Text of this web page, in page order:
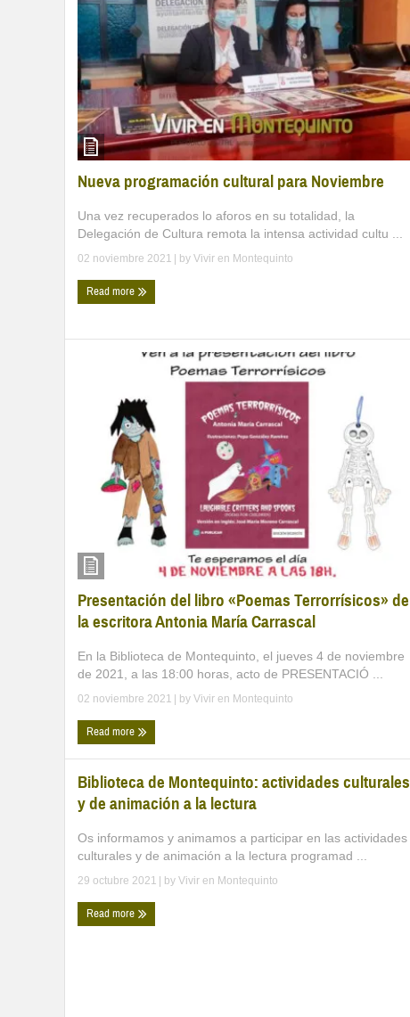
Nueva programación cultural para Noviembre
Una vez recuperados lo aforos en su totalidad, la
Delegación de Cultura remota la intensa actividad cultu ...
02 noviembre 2021 | by Vivir en Montequinto
Read more
Presentación del libro «Poemas Terrorrísicos» de
la escritora Antonia María Carrascal
En la Biblioteca de Montequinto, el jueves 4 de noviembre
de 2021, a las 18:00 horas, acto de PRESENTACIÓ ...
02 noviembre 2021 | by Vivir en Montequinto
Read more
Biblioteca de Montequinto: actividades culturales
y de animación a la lectura
Os informamos y animamos a participar en las actividades
culturales y de animación a la lectura programad ...
29 octubre 2021 | by Vivir en Montequinto
Read more